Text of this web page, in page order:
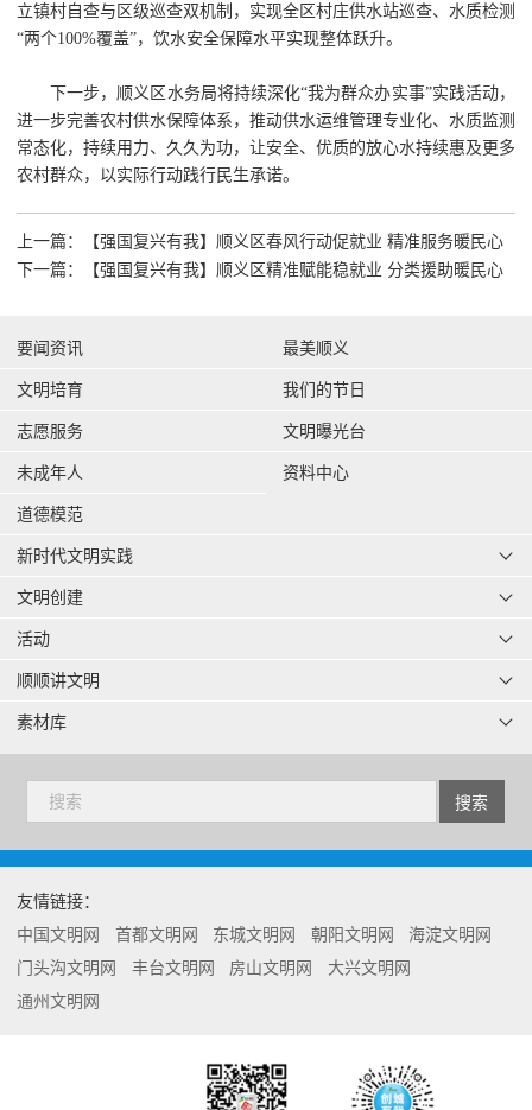
立镇村自查与区级巡查双机制，实现全区村庄供水站巡查、水质检测
“两个100%覆盖”，饮水安全保障水平实现整体跃升。
下一步，顺义区水务局将持续深化“我为群众办实事”实践活动，
进一步完善农村供水保障体系，推动供水运维管理专业化、水质监测
常态化，持续用力、久久为功，让安全、优质的放心水持续惠及更多
农村群众，以实际行动践行民生承诺。
上一篇：【强国复兴有我】顺义区春风行动促就业 精准服务暖民心
下一篇：【强国复兴有我】顺义区精准赋能稳就业 分类援助暖民心
要闻资讯
文明培育
志愿服务
未成年人
道德模范
最美顺义
我们的节日
文明曝光台
资料中心
新时代文明实践
文明创建
活动
顺顺讲文明
素材库
友情链接：
中国文明网
首都文明网 东城文明网 朝阳文明网
海淀文明网
门头沟文明网
丰台文明网 房山文明网
大兴文明网
通州文明网